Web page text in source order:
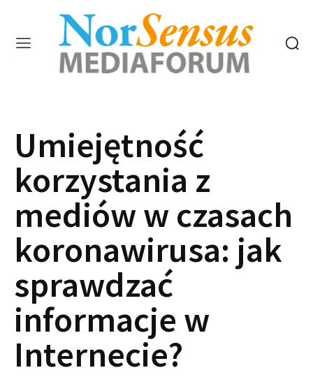
Umiejętność
korzystania z
mediów w czasach
koronawirusa: jak
sprawdzać
informacje w
Internecie?